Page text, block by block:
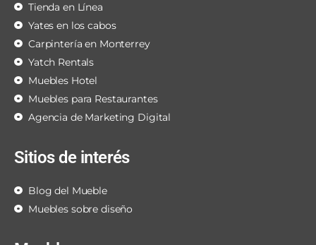
Tienda en Línea
Yates en los cabos
Carpintería en Monterrey
Yatch Rentals
Muebles Hotel
Muebles para Restaurantes
Agencia de Marketing Digital
Sitios de interés
Blog del Mueble
Muebles sobre diseño